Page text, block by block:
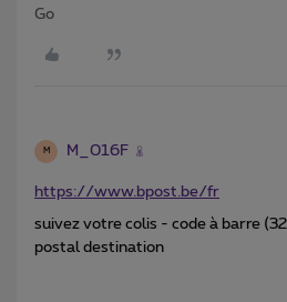
Go
M M_016F
https://www.bpost.be/fr
suivez votre colis - code à barre
postal destination